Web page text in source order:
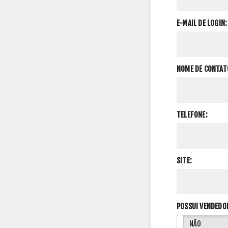
E-MAIL DE LOGIN:
NOME DE
TELEFONE:
SITE:
POSSUI
NÃO